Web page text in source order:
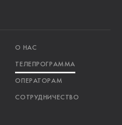
О НАС
ТЕЛЕПРОГРАММА
ОПЕРАТОРАМ
СОТРУДНИЧЕСТВО